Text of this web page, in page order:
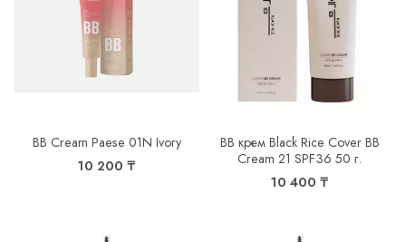
BB Cream Paese 01N Ivory
10 200 ₸
BB крем Black Rice Cover BB
Cream 21 SPF36 50 г.
10 400 ₸